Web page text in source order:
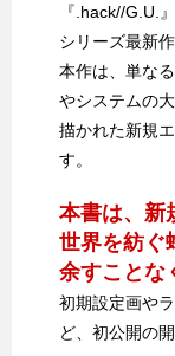
『.hack//G.U.
シリーズ最新作
本作は、単な
やシステムの
描かれた新規
す。
本書は、新
世界を紡ぐ
余すことな
初期設定画や
ど、初公開の